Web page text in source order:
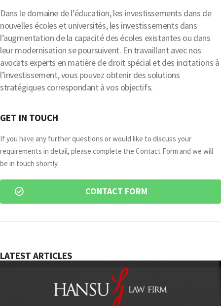
Dans le domaine de l’éducation, les investissements dans de
nouvelles écoles et universités, les investissements dans
l’augmentation de la capacité des écoles existantes ou dans
leur modernisation se poursuivent. En travaillant avec nos
avocats experts en matière de droit spécial et des incitations à
l’investissement, vous pouvez obtenir des solutions
stratégiques correspondant à vos objectifs.
GET IN TOUCH
If you have any further questions or would like to discuss your
requirements in detail, please complete the Contact Form and we will
be in touch shortly.
CONTACT FORM
LATEST ARTICLES